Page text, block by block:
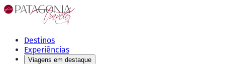
Destinos
Experiências
Viagens em destaque